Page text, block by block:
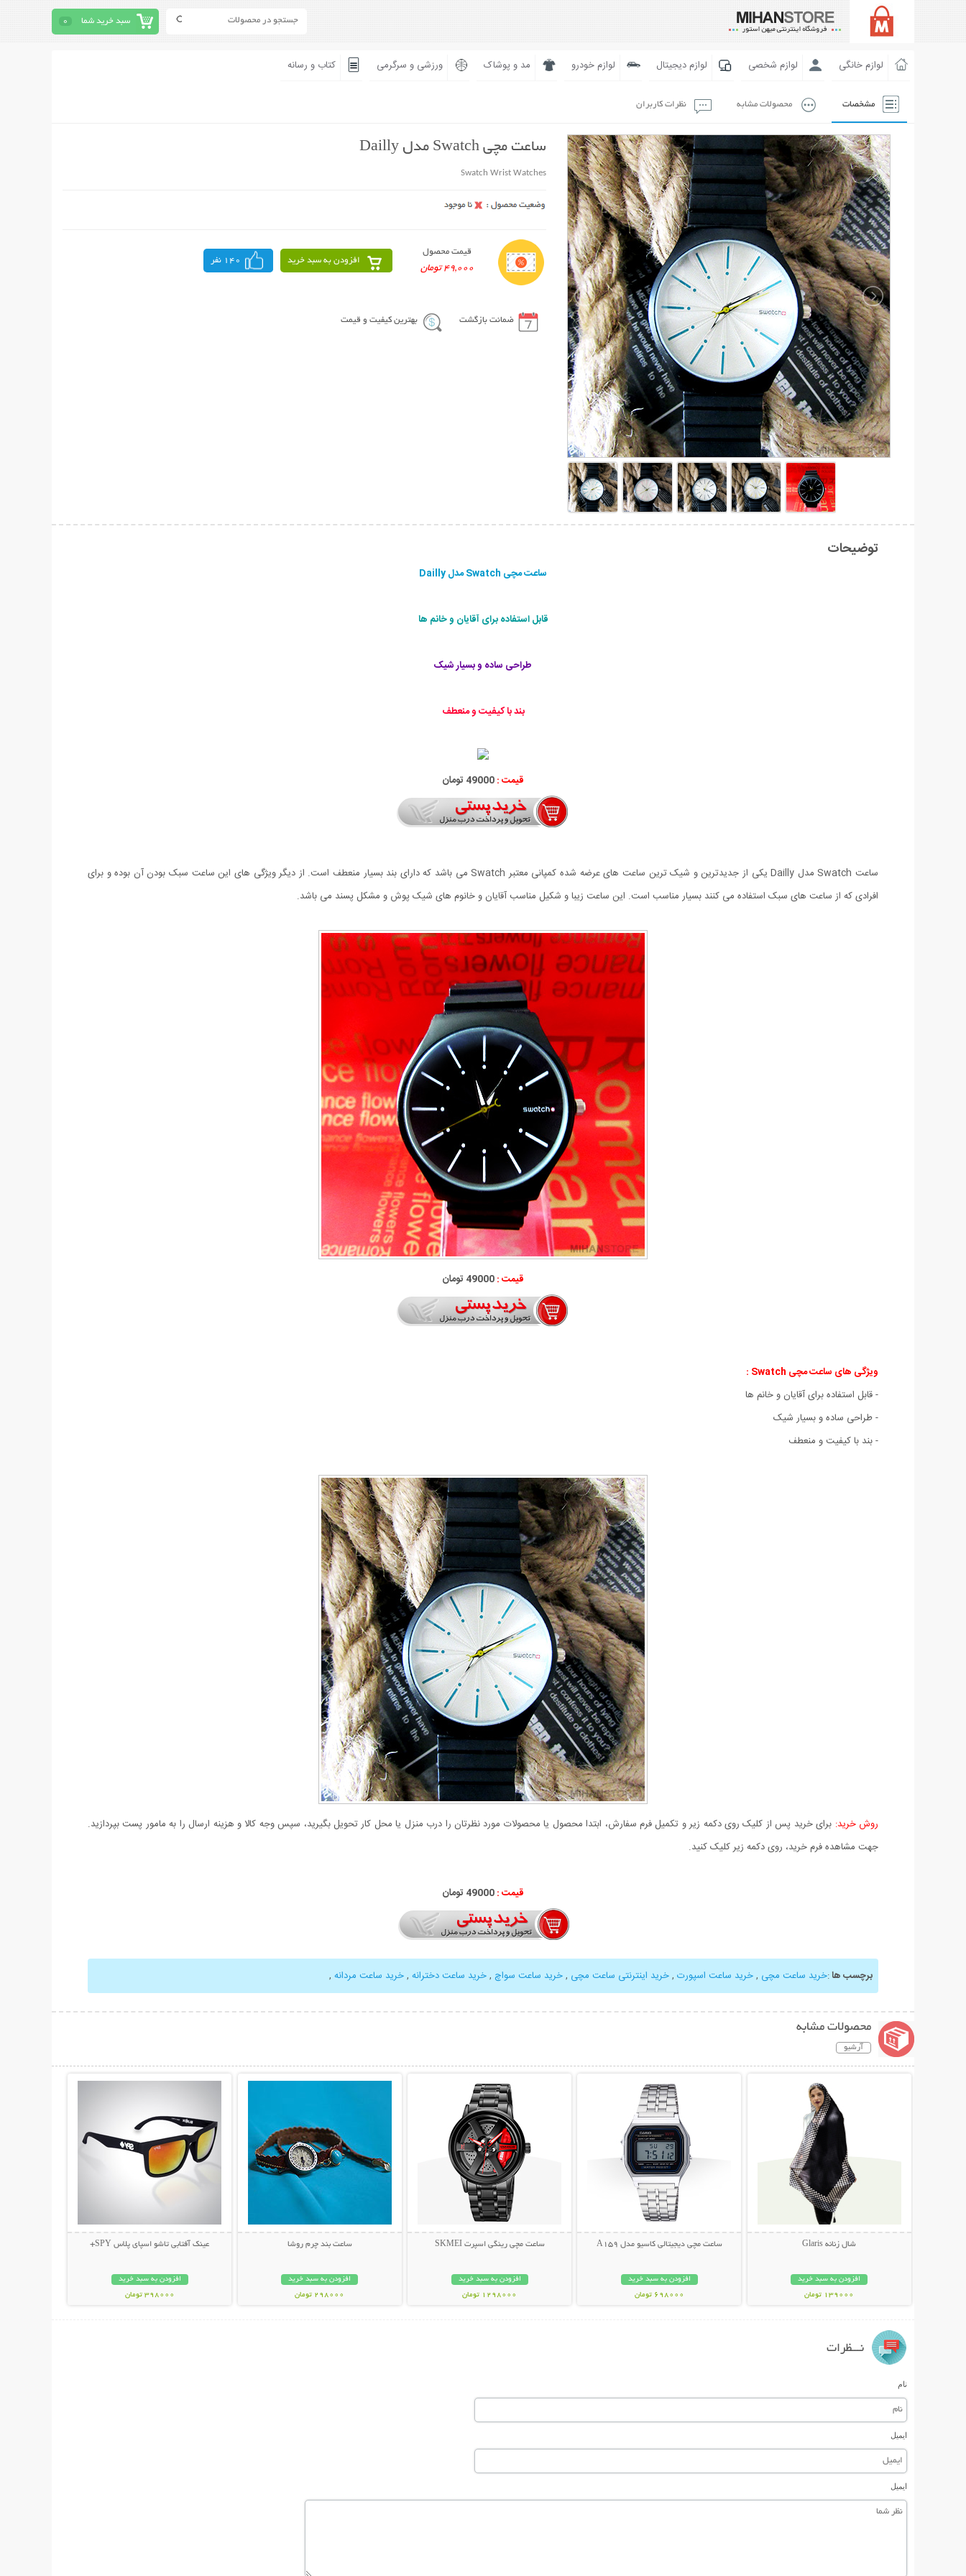
سبد خرید شما 0
لوازم خانگی لوازم شخصی لوازم دیجیتال لوازم خودرو مد و پوشاک ورزشی و سرگرمی کتاب و رسانه
مشخصات محصولات مشابه نظرات کاربران
ساعت مچی Swatch مدل Dailly
Swatch Wrist Watches
قیمت محصول
49,000 تومان
افزودن به سبد خرید 140 نفر
ضمانت بازگشت بهترین کیفیت و قیمت
توضیحات
ساعت مچی Swatch مدل Dailly
قابل استفاده برای آقایان و خانم ها
طراحی ساده و بسیار شیک
بند با کیفیت و منعطف
قیمت :49000 تومان
ساعت Swatch مدل Dailly یکی از جدیدترین و شیک ترین ساعت های عرضه شده کمپانی معتبر Swatch می باشد که دارای بند بسیار منعطف است. از دیگر ویژگی های این ساعت سبک بودن آن بوده و برای
افرادی که از ساعت های سبک استفاده می کنند بسیار مناسب است. این ساعت زیبا و شکیل مناسب آقایان و خانوم های شیک پوش و مشکل پسند می باشد.
قیمت :49000 تومان
ویژگی های ساعت مچی Swatch :
- قابل استفاده برای آقایان و خانم ها
- طراحی ساده و بسیار شیک
- بند با کیفیت و منعطف
روش خرید: برای خرید پس از کلیک روی دکمه زیر و تکمیل فرم سفارش، ابتدا محصول یا محصولات مورد نظرتان را درب منزل یا محل کار تحویل بگیرید، سپس وجه کالا و هزینه ارسال را به مامور پست بپردازید.
جهت مشاهده فرم خرید، روی دکمه زیر کلیک کنید.
قیمت :49000 تومان
برچسب ها:خرید ساعت مچی ,خرید ساعت اسپورت ,خرید اینترنتی ساعت مچی ,خرید ساعت سواچ ,خرید ساعت دخترانه ,خرید ساعت مردانه ,
محصولات مشابه
آرشیو
شال زنانه Glaris
افزودن به سبد خرید
139000 تومان
ساعت مچی دیجیتالی کاسیو مدل A159
افزودن به سبد خرید
698000 تومان
ساعت مچی رینگی اسپرت SKMEI
افزودن به سبد خرید
1298000 تومان
ساعت بند چرم روشا
افزودن به سبد خرید
298000 تومان
عینک آفتابی تاشو اسپای پلاس SPY+
افزودن به سبد خرید
398000 تومان
نـــظرات
نام
ایمیل
ایمیل